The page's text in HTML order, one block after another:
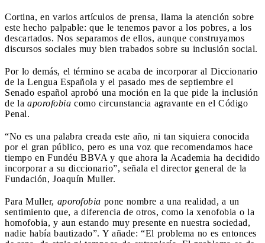
Cortina, en varios artículos de prensa, llama la atención sobre
este hecho palpable: que le tenemos pavor a los pobres, a los
descartados. Nos separamos de ellos, aunque construyamos
discursos sociales muy bien trabados sobre su inclusión social.
Por lo demás, el término se acaba de incorporar al Diccionario
de la Lengua Española y el pasado mes de septiembre el
Senado español aprobó una moción en la que pide la inclusión
de la aporofobia como circunstancia agravante en el Código
Penal.
“No es una palabra creada este año, ni tan siquiera conocida
por el gran público, pero es una voz que recomendamos hace
tiempo en Fundéu BBVA y que ahora la Academia ha decidido
incorporar a su diccionario”, señala el director general de la
Fundación, Joaquín Muller.
Para Muller, aporofobia pone nombre a una realidad, a un
sentimiento que, a diferencia de otros, como la xenofobia o la
homofobia, y aun estando muy presente en nuestra sociedad,
nadie había bautizado”. Y añade: “El problema no es entonces